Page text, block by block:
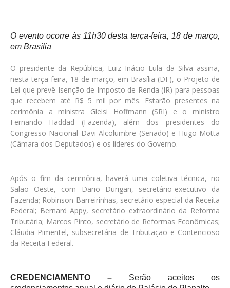
O evento ocorre às 11h30 desta terça-feira, 18 de março,
em Brasília
O presidente da República, Luiz Inácio Lula da Silva assina,
nesta terça-feira, 18 de março, em Brasília (DF), o Projeto de
Lei que prevê Isenção de Imposto de Renda (IR) para pessoas
que recebem até R$ 5 mil por mês. Estarão presentes na
cerimônia a ministra Gleisi Hoffmann (SRI) e o ministro
Fernando Haddad (Fazenda), além dos presidentes do
Congresso Nacional Davi Alcolumbre (Senado) e Hugo Motta
(Câmara dos Deputados) e os líderes do Governo.
Após o fim da cerimônia, haverá uma coletiva técnica, no
Salão Oeste, com Dario Durigan, secretário-executivo da
Fazenda; Robinson Barreirinhas, secretário especial da Receita
Federal; Bernard Appy, secretário extraordinário da Reforma
Tributária; Marcos Pinto, secretário de Reformas Econômicas;
Cláudia Pimentel, subsecretária de Tributação e Contencioso
da Receita Federal.
CREDENCIAMENTO – Serão aceitos os